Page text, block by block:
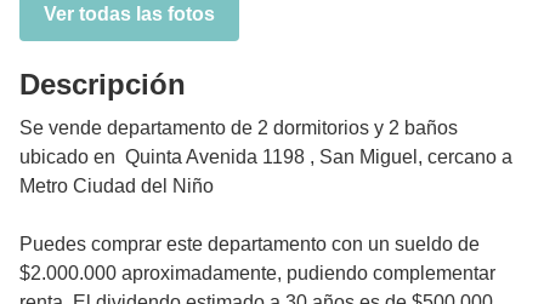
Ver todas las fotos
Descripción
Se vende departamento de 2 dormitorios y 2 baños
ubicado en Quinta Avenida 1198 , San Miguel, cercano a
Metro Ciudad del Niño
Puedes comprar este departamento con un sueldo de
$2.000.000 aproximadamente, pudiendo complementar